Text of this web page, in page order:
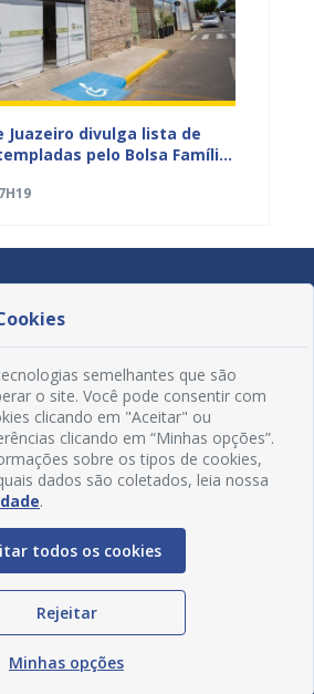
Juazeiro divulga lista de
pelo Bolsa Família
Redes Sociais
semelhantes que são
o site. Você pode consentir com
clicando em "Aceitar" ou
clicando em “Minhas opções”.
sobre os tipos de cookies,
dados são coletados, leia nossa
.
todos os cookies
Rejeitar
Minhas opções